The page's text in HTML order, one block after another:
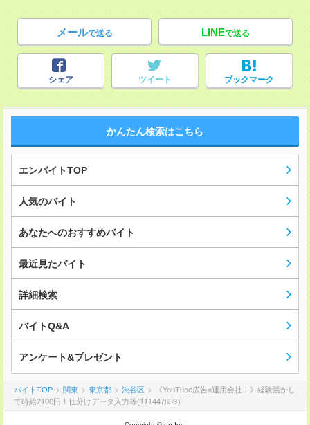
メールで送る LINEで送る
シェア ツイート ブックマーク
かんたん検索はこちら
エンバイトTOP
人気のバイト
あなたへのおすすめバイト
最近見たバイト
詳細検索
バイトQ&A
アンケート&プレゼント
バイトTOP 関東 東京都 渋谷区
《YouTube広告×運用会社！》経験活かし
て時給2100円！仕分けデータ入力等(111447639）